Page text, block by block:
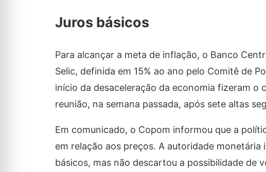
Juros básicos
Para alcançar a meta de inflação, o Banco
Selic, definida em 15% ao ano pelo Comitê de
início da desaceleração da economia fizeram
reunião, na semana passada, após sete altas
Em comunicado, o Copom informou que a
em relação aos preços. A autoridade
básicos, mas não descartou a possibilidade de